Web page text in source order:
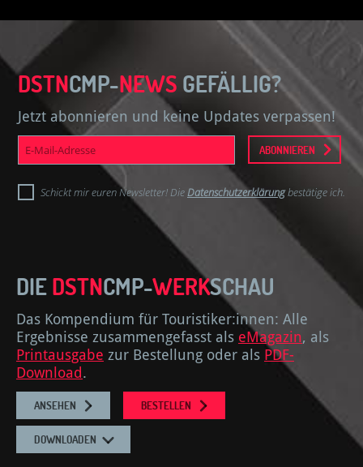
DSTNCMP-NEWS GEFÄLLIG?
Jetzt abonnieren und keine Updates verpassen!
Mail-
ABONNIEREN
Schickt mir euren Newsletter! DieDatenschutzerklärungbestätige ich.
DIEDSTNCMP-WERKSCHAU
Das Kompendium für Touristiker:innen: Alle
Ergebnisse zusammengefasst als eMagazin, als
Printausgabe zur Bestellung oder als PDF-
Download.
ANSEHEN BESTELLEN
DOWNLOADEN